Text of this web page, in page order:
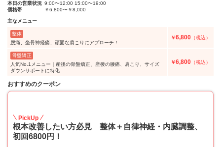
本日の営業状況 9:00〜12:00 15:00〜19:00
価格帯
￥6,800〜￥8,000
主なメニュー
整体
腰痛、坐骨神経痛、頑固な肩こりにアプローチ！
￥6,800 （税込）
骨盤矯正
人気No.1メニュー｜産後の骨盤矯正、産後の腰痛、肩こり、サイズ
ダウンサポートに特化
￥6,800 （税込）
おすすめのクーポン
PickUp
根本改善したい方必見 整体＋自律神経・内臓調整、
初回6800円！